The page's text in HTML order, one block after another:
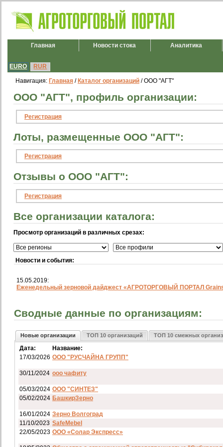
Главная Новости стока Аналитика
EURO RUR
Навигация: Главная / Каталог организаций / ООО "АГТ"
ООО "АГТ", профиль организации:
Регистрация
Лоты, размещенные ООО "АГТ":
Регистрация
Отзывы о ООО "АГТ":
Регистрация
Все организации каталога:
Просмотр организаций в различных срезах:
Новости и события:
15.05.2019:
Еженедельный зерновой дайджест «АГРОТОРГОВЫЙ ПОРТАЛ
Сводные данные по организациям:
Новые организации ТОП 10 организаций ТОП 10 смежных
Дата:
Название:
17/03/2026 ООО "РУСЧАЙНА ГРУПП"
30/11/2024 ооо чафиту
05/03/2024 ООО "СИНТЕЗ"
05/02/2024 БашкирЗерно
16/01/2024 Зерно Волгоград
11/10/2023 SafeMebel
22/05/2023 ООО «Солар Экспресс»